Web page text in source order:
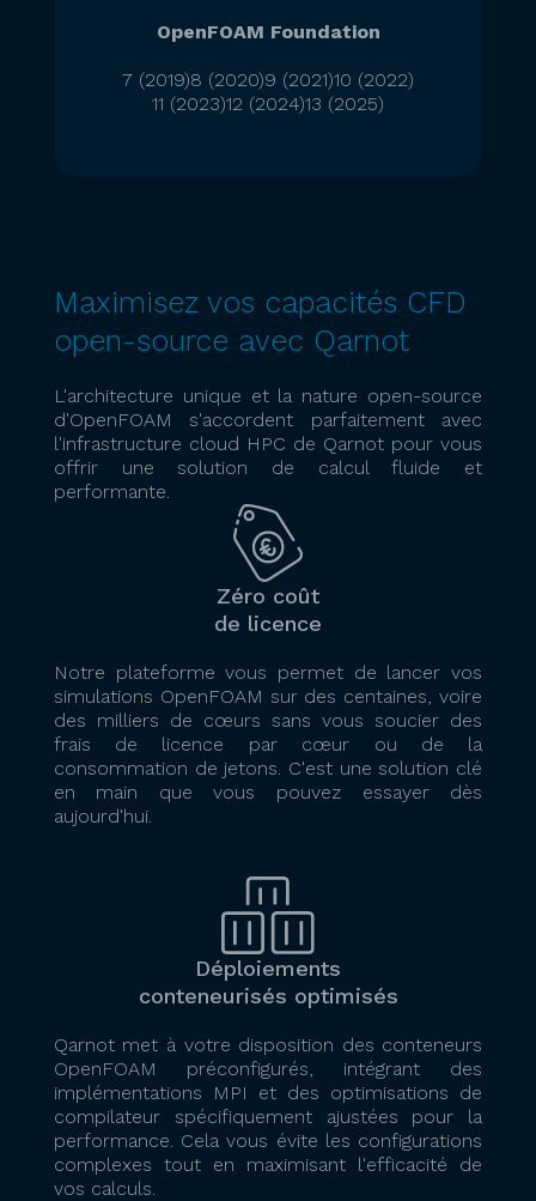
OpenFOAM Foundation
7 (2019)8 (2020)9 (2021)10 (2022)
11 (2023)12 (2024)13 (2025)
Maximisez vos capacités CFD
open-source avec Qarnot
L'architecture unique et la nature open-source
d'OpenFOAM s'accordent parfaitement avec
l'infrastructure cloud HPC de Qarnot pour vous
offrir une solution de calcul fluide et
performante.
Zéro coût
de licence
Notre plateforme vous permet de lancer vos
simulations OpenFOAM sur des centaines, voire
des milliers de cœurs sans vous soucier des
frais de licence par cœur ou de la
consommation de jetons. C'est une solution clé
en main que vous pouvez essayer dès
aujourd'hui.
Déploiements
conteneurisés optimisés
Qarnot met à votre disposition des conteneurs
OpenFOAM préconfigurés, intégrant des
implémentations MPI et des optimisations de
compilateur spécifiquement ajustées pour la
performance. Cela vous évite les configurations
complexes tout en maximisant l'efficacité de
vos calculs.